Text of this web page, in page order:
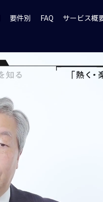
要件別 FAQ サービス概